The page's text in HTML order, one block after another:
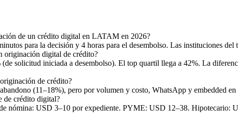
de un crédito digital en LATAM en 2026?
para la decisión y 4 horas para el desembolso. Las instituciones
originación digital de crédito?
solicitud iniciada a desembolso). El top quartil llega a 42%. La
de crédito?
(11–18%), pero por volumen y costo, WhatsApp y embedded
de crédito digital?
nómina: USD 3–10 por expediente. PYME: USD 12–38. Hipotecario: